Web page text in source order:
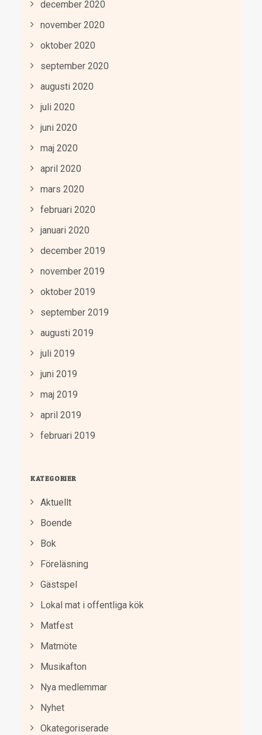
december 2020
november 2020
oktober 2020
september 2020
augusti 2020
juli 2020
juni 2020
maj 2020
april 2020
mars 2020
februari 2020
januari 2020
december 2019
november 2019
oktober 2019
september 2019
augusti 2019
juli 2019
juni 2019
maj 2019
april 2019
februari 2019
KATEGORIER
Aktuellt
Boende
Bok
Föreläsning
Gästspel
Lokal mat i offentliga kök
Matfest
Matmöte
Musikafton
Nya medlemmar
Nyhet
Okategoriserade